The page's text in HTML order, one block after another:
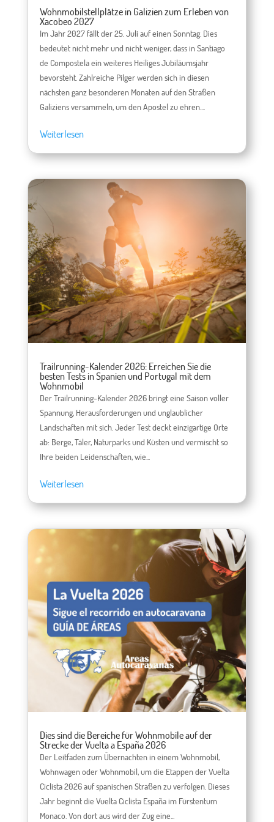
Wohnmobilstellplätze in Galizien zum Erleben von
Xacobeo 2027
Im Jahr 2027 fällt der 25. Juli auf einen Sonntag. Dies
bedeutet nicht mehr und nicht weniger, dass in Santiago
de Compostela ein weiteres Heiliges Jubiläumsjahr
bevorsteht. Zahlreiche Pilger werden sich in diesen
nächsten ganz besonderen Monaten auf den Straßen
Galiziens versammeln, um den Apostel zu ehren....
Weiterlesen
Trailrunning-Kalender 2026: Erreichen Sie die
besten Tests in Spanien und Portugal mit dem
Wohnmobil
Der Trailrunning-Kalender 2026 bringt eine Saison voller
Spannung, Herausforderungen und unglaublicher
Landschaften mit sich. Jeder Test deckt einzigartige Orte
ab: Berge, Täler, Naturparks und Küsten und vermischt so
Ihre beiden Leidenschaften, wie...
Weiterlesen
Dies sind die Bereiche für Wohnmobile auf der
Strecke der Vuelta a España 2026
Der Leitfaden zum Übernachten in einem Wohnmobil,
Wohnwagen oder Wohnmobil, um die Etappen der Vuelta
Ciclista 2026 auf spanischen Straßen zu verfolgen. Dieses
Jahr beginnt die Vuelta Ciclista España im Fürstentum
Monaco. Von dort aus wird der Zug eine...